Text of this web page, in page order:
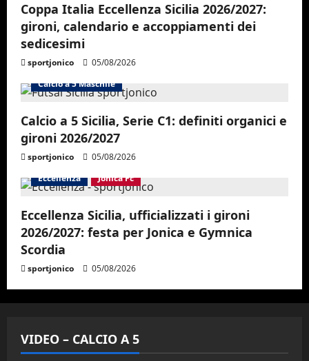
Coppa Italia Eccellenza Sicilia 2026/2027:
gironi, calendario e accoppiamenti dei
sedicesimi
sportjonico
05/08/2026
Calcio a 5 Maschile
Calcio a 5 Sicilia, Serie C1: definiti organici e
gironi 2026/2027
sportjonico
05/08/2026
Eccellenza
Jonica Fc
Eccellenza Sicilia, ufficializzati i gironi
2026/2027: festa per Jonica e Gymnica
Scordia
sportjonico 05/08/2026
VIDEO – CALCIO A 5